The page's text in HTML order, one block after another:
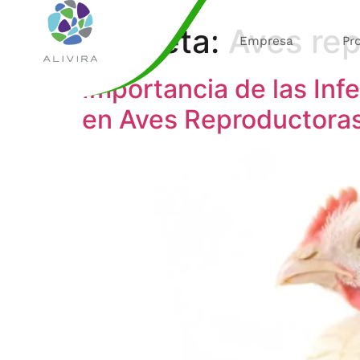
Empresa
Etiqueta: Aves
Importancia de las
en Aves